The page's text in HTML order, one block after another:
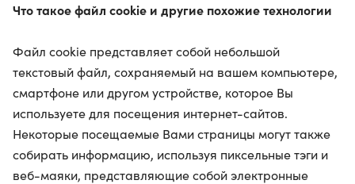
Что такое файл cookie и другие похожие технологии
Файл cookie представляет собой небольшой
текстовый файл, сохраняемый на вашем компьютере,
смартфоне или другом устройстве, которое Вы
используете для посещения интернет-сайтов.
Некоторые посещаемые Вами страницы могут также
собирать информацию, используя пиксельные тэги и
веб-маяки, представляющие собой электронные